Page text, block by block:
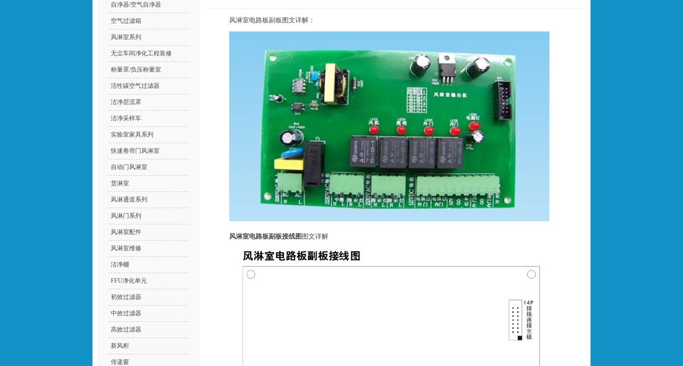
风淋室电路板副板图文详解：
风淋室电路板副板接线图 图文详解
自净器/空气自净器
空气过滤箱
风淋室系列
无尘车间净化工程装修
称量罩/负压称量室
活性碳空气过滤器
洁净层流罩
洁净采样车
实验室家具系列
快速卷帘门风淋室
自动门风淋室
货淋室
风淋通道系列
风淋门系列
风淋室配件
风淋室维修
洁净棚
FFU净化单元
初效过滤器
中效过滤器
高效过滤器
新风柜
传递窗